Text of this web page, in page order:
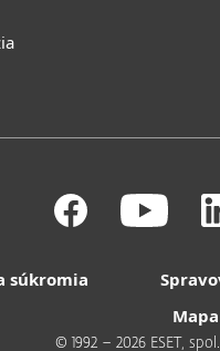
súkromia
© 1992 – 2026 ESET,